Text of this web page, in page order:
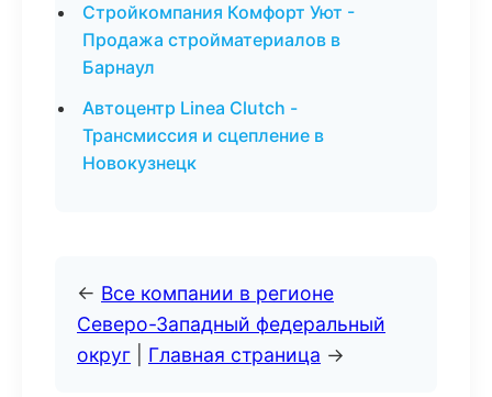
Стройкомпания Комфорт Уют -
Продажа стройматериалов в
Барнаул
Автоцентр Linea Clutch -
Трансмиссия и сцепление в
Новокузнецк
← Все компании в регионе
Северо-Западный федеральный
округ
Главная страница →